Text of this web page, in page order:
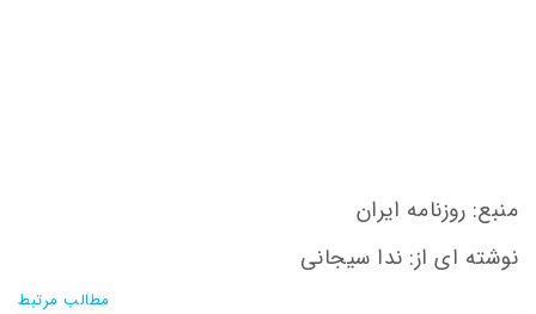
منبع: روزنامه ایران
نوشته ای از: ندا سیجانی
مطالب مرتبط